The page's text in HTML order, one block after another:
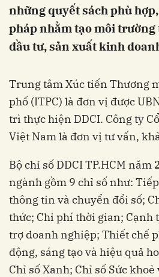
những quyết sách phù
pháp nhằm tạo môi
đầu tư, sản xuất kinh
Trung tâm Xúc tiến Thương
phố (ITPC) là đơn vị được
trì thực hiện DDCI. Công ty
Việt Nam là đơn vị tư vấn,
Bộ chỉ số DDCI TP.HCM năm
ngành gồm 9 chỉ số như:
thông tin và chuyển đổi số;
thức; Chi phí thời gian; Cạnh
trợ doanh nghiệp; Thiết chế
động, sáng tạo và hiệu quả
Chỉ số Xanh; Chỉ số Sức